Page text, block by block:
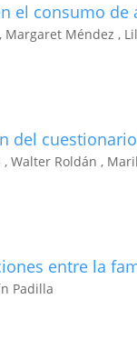
el consumo
Margaret Méndez ,
del
, Walter Roldán ,
entre la
Padilla